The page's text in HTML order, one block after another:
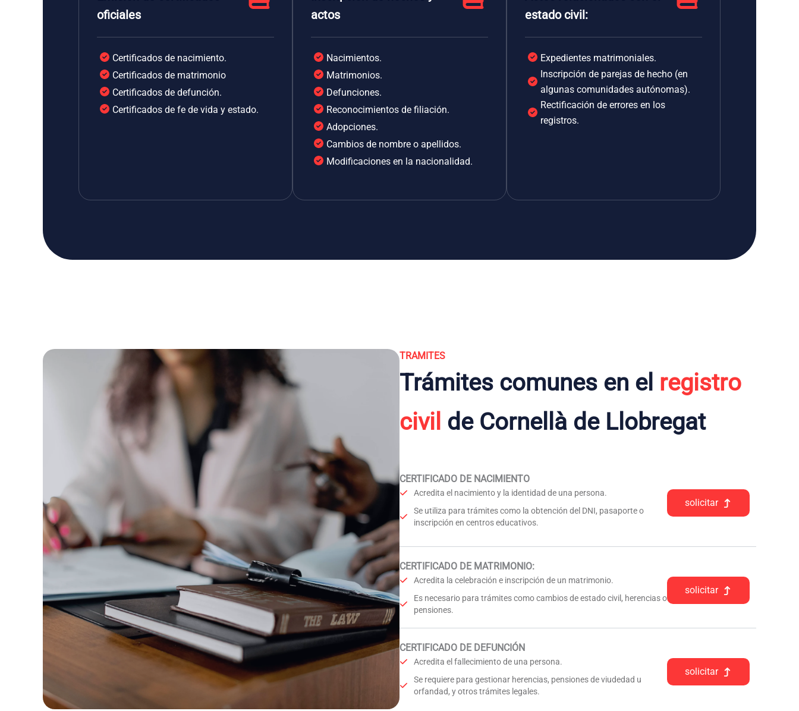
oficiales
Certificados de nacimiento.
Certificados de matrimonio
Certificados de defunción.
Certificados de fe de vida y estado.
actos
Nacimientos.
Matrimonios.
Defunciones.
Reconocimientos de filiación.
Adopciones.
Cambios de nombre o apellidos.
Modificaciones en la nacionalidad.
estado civil:
Expedientes matrimoniales.
Inscripción de parejas de hecho (en
algunas comunidades autónomas).
Rectificación de errores en los
registros.
TRAMITES
Trámites comunes en el registro
civil de Cornellà de Llobregat
CERTIFICADO DE NACIMIENTO
Acredita el nacimiento y la identidad de una persona.
Se utiliza para trámites como la obtención del DNI, pasaporte o
inscripción en centros educativos.
solicitar
CERTIFICADO DE MATRIMONIO:
Acredita la celebración e inscripción de un matrimonio.
Es necesario para trámites como cambios de estado civil, herencias o
pensiones.
solicitar
CERTIFICADO DE DEFUNCIÓN
Acredita el fallecimiento de una persona.
Se requiere para gestionar herencias, pensiones de viudedad u
orfandad, y otros trámites legales.
solicitar